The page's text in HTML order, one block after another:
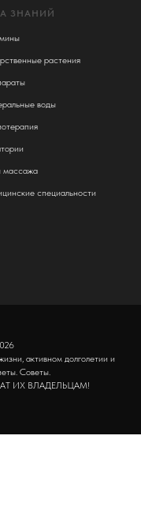
ЗНАНИЙ
растения
воды
массажа
специальности
активном долголетии и
Советы.
ИХ ВЛАДЕЛЬЦАМ!